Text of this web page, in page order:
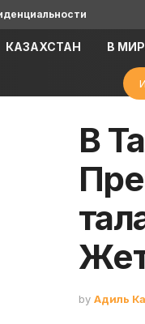
КАЗАХСТАН В
В
by Адиль